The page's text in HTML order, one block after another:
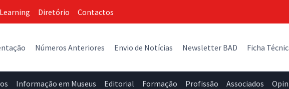
Diretório Contactos
Números Anteriores Envio de Notícias Newsletter BAD Ficha
Informação em Museus Editorial Formação Profissão Associados